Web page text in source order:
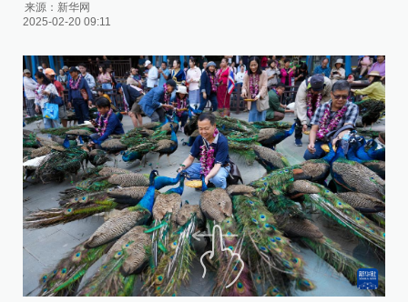
来源： 新华网
2025-02-20 09:11